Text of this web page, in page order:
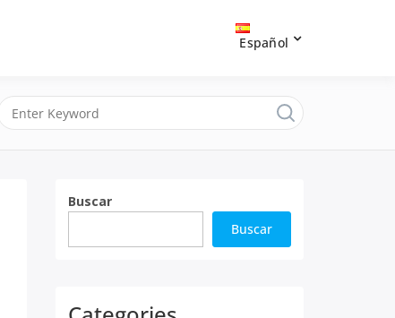
Español
Buscar
Buscar